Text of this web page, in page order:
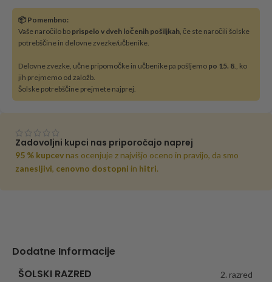
📦 Pomembno:
Vaše naročilo bo prispelo v dveh ločenih pošiljkah, če ste naročili šolske
potrebščine in delovne zvezke/učbenike.
Delovne zvezke, učne pripomočke in učbenike pa pošljemo po 15. 8., ko
jih prejmemo od založb.
Šolske potrebščine prejmete najprej.
Zadovoljni kupci nas priporočajo naprej
95 % kupcev nas ocenjuje z najvišjo oceno in pravijo, da smo
zanesljivi, cenovno dostopni in hitri.
Dodatne Informacije
ŠOLSKI RAZRED
2. razred